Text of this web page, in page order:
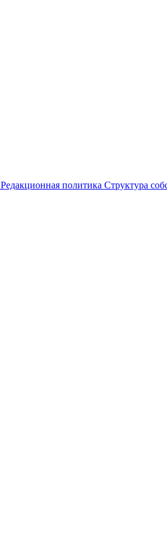
Редакционная политика Структура